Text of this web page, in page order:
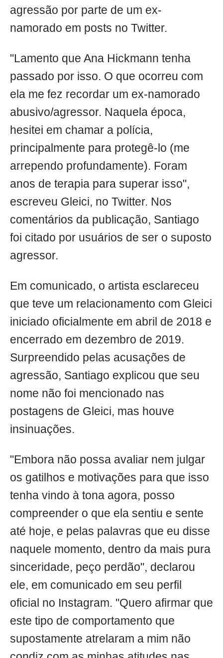
agressão por parte de um ex-
namorado em posts no Twitter.
"Lamento que Ana Hickmann tenha
passado por isso. O que ocorreu com
ela me fez recordar um ex-namorado
abusivo/agressor. Naquela época,
hesitei em chamar a polícia,
principalmente para protegê-lo (me
arrependo profundamente). Foram
anos de terapia para superar isso",
escreveu Gleici, no Twitter. Nos
comentários da publicação, Santiago
foi citado por usuários de ser o suposto
agressor.
Em comunicado, o artista esclareceu
que teve um relacionamento com Gleici
iniciado oficialmente em abril de 2018 e
encerrado em dezembro de 2019.
Surpreendido pelas acusações de
agressão, Santiago explicou que seu
nome não foi mencionado nas
postagens de Gleici, mas houve
insinuações.
"Embora não possa avaliar nem julgar
os gatilhos e motivações para que isso
tenha vindo à tona agora, posso
compreender o que ela sentiu e sente
até hoje, e pelas palavras que eu disse
naquele momento, dentro da mais pura
sinceridade, peço perdão", declarou
ele, em comunicado em seu perfil
oficial no Instagram. "Quero afirmar que
este tipo de comportamento que
supostamente atrelaram a mim não